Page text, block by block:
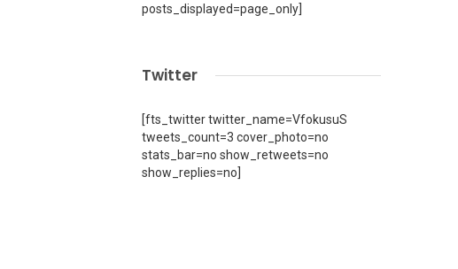
posts_displayed=page_only]
Twitter
[fts_twitter twitter_name=VfokusuS
tweets_count=3 cover_photo=no
stats_bar=no show_retweets=no
show_replies=no]